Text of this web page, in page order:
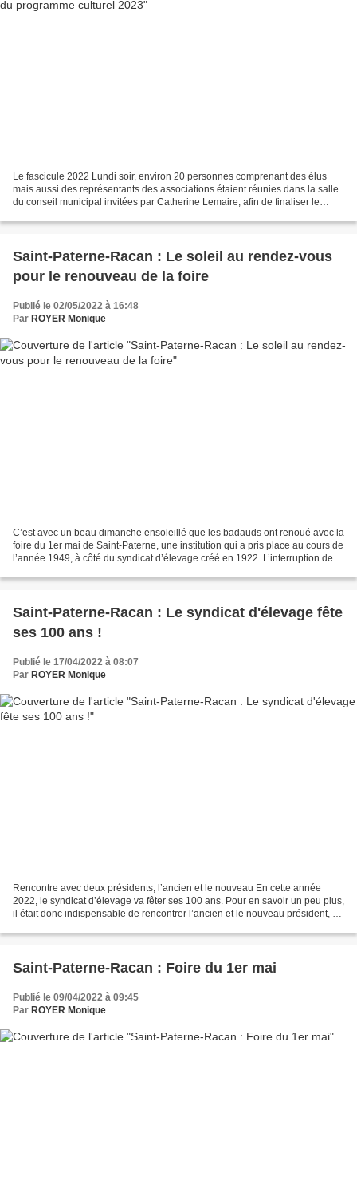
Le fascicule 2022 Lundi soir, environ 20 personnes comprenant des élus
mais aussi des représentants des associations étaient réunies dans la salle
du conseil municipal invitées par Catherine Lemaire, afin de finaliser le
Saint-Paterne-Racan : Le soleil au rendez-vous
pour le renouveau de la foire
Publié le 02/05/2022 à 16:48
Par ROYER Monique
C’est avec un beau dimanche ensoleillé que les badauds ont renoué avec la
foire du 1er mai de Saint-Paterne, une institution qui a pris place au cours de
l’année 1949, à côté du syndicat d’élevage créé en 1922. L’interruption de
Saint-Paterne-Racan : Le syndicat d'élevage fête
ses 100 ans !
Publié le 17/04/2022 à 08:07
Par ROYER Monique
Rencontre avec deux présidents, l’ancien et le nouveau En cette année
2022, le syndicat d’élevage va fêter ses 100 ans. Pour en savoir un peu plus,
il était donc indispensable de rencontrer l’ancien et le nouveau président, à
Saint-Paterne-Racan : Foire du 1er mai
Publié le 09/04/2022 à 09:45
Par ROYER Monique